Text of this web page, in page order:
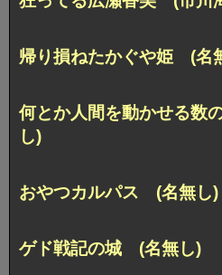
帰り損ねたかぐや姫 (名
何とか人間を動かせる数
し)
おやつカルパス (名無し)
ゲド戦記の城 (名無し)